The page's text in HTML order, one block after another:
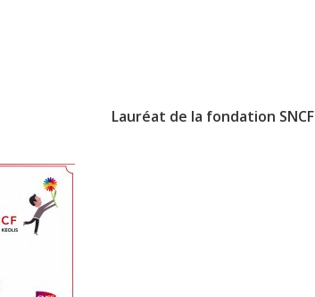
Lauréat de la fondation SNCF